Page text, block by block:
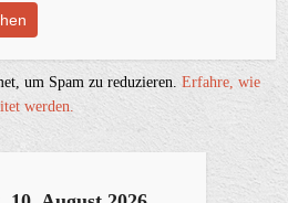
um Spam zu reduzieren.Erfahre, wie
werden.